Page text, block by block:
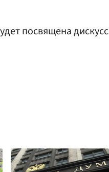
посвящена